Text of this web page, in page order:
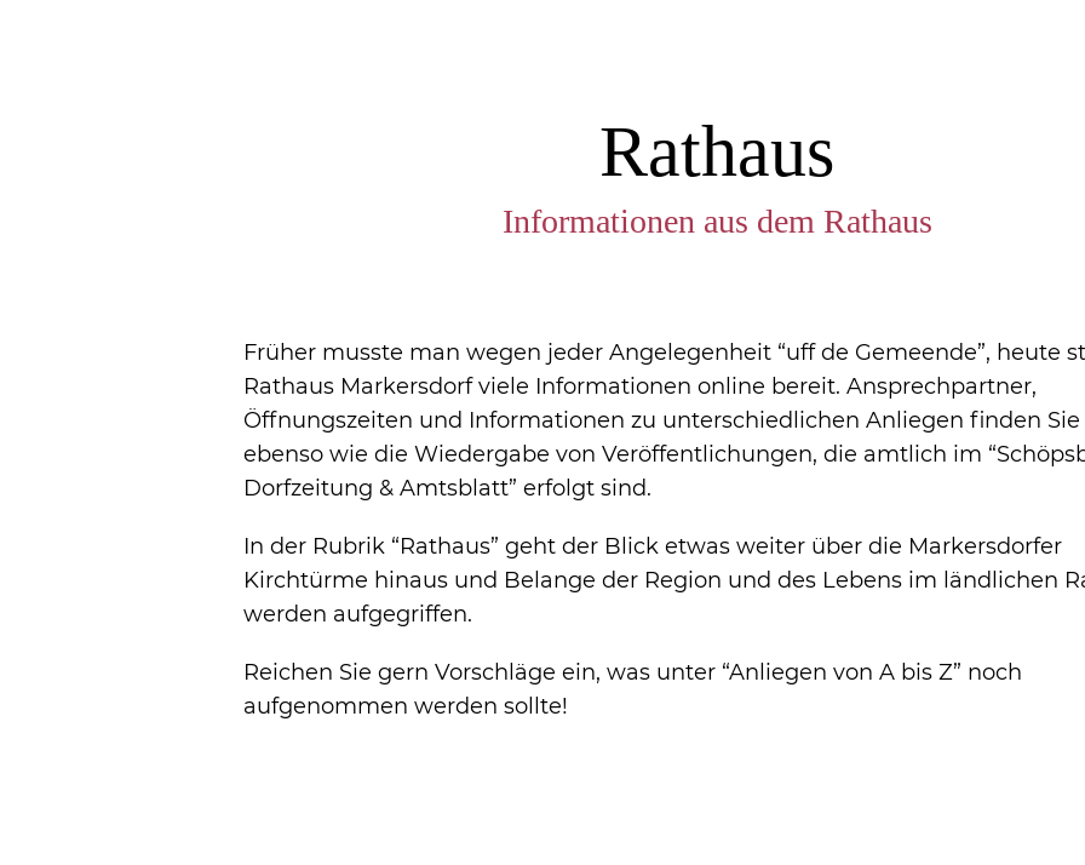
Rathaus
Informationen aus dem Rathaus
Früher musste man wegen jeder Angelegenheit “uff de Gemeende”, heute
Rathaus Markersdorf viele Informationen online bereit. Ansprechpartner,
Öffnungszeiten und Informationen zu unterschiedlichen Anliegen finden
ebenso wie die Wiedergabe von Veröffentlichungen, die amtlich im
Dorfzeitung & Amtsblatt” erfolgt sind.
In der Rubrik “Rathaus” geht der Blick etwas weiter über die Markersdorfer
Kirchtürme hinaus und Belange der Region und des Lebens im ländlichen
werden aufgegriffen.
Reichen Sie gern Vorschläge ein, was unter “Anliegen von A bis Z” noch
aufgenommen werden sollte!